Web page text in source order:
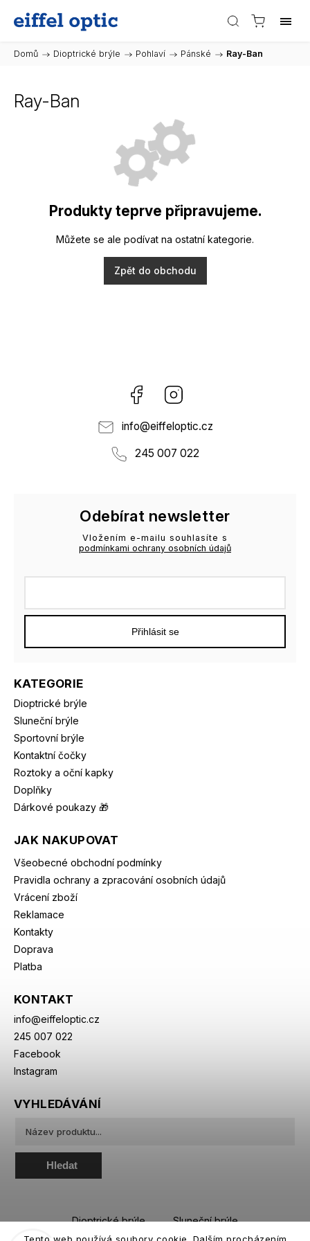
Domů / Dioptrické brýle / Pohlaví / Pánské / Ray-Ban
Ray-Ban
Produkty teprve připravujeme.
Můžete se ale podívat na ostatní kategorie.
Zpět do obchodu
Facebook
info@eiffeloptic.cz
245 007 022
KATEGORIE
Dioptrické brýle
Sluneční brýle
Sportovní brýle
Kontaktní čočky
Roztoky a oční kapky
Doplňky
Dárkové poukazy 🎁
JAK NAKUPOVAT
Všeobecné obchodní podmínky
Pravidla ochrany a zpracování osobních údajů
Vrácení zboží
Reklamace
Kontakty
Doprava
Platba
KONTAKT
info@eiffeloptic.cz
245 007 022
Facebook
Instagram
Odebírat newsletter
Vložením e-mailu souhlasíte s
podmínkami ochrany osobních údajů
Přihlásit se
VYHLEDÁVÁNÍ
Hledat
Dioptrické brýle
Sluneční brýle